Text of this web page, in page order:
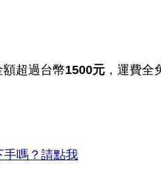
超過台幣1500元 ，運費全
手嗎？請點我